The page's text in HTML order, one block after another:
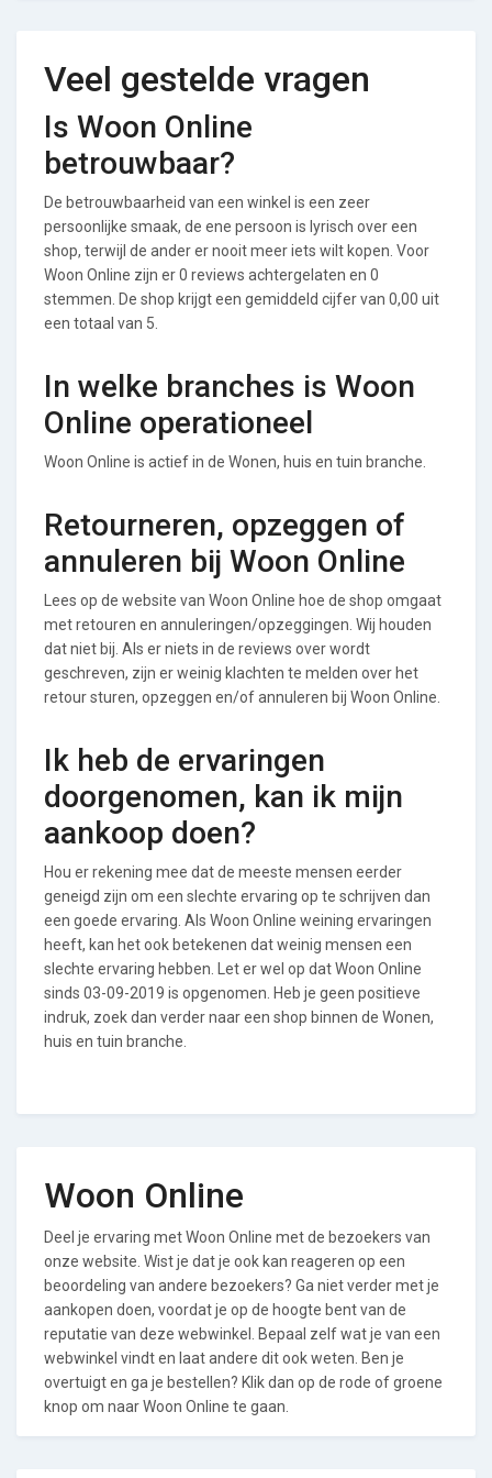
Veel gestelde vragen
Is Woon Online
betrouwbaar?
De betrouwbaarheid van een winkel is een zeer
persoonlijke smaak, de ene persoon is lyrisch over een
shop, terwijl de ander er nooit meer iets wilt kopen. Voor
Woon Online zijn er 0 reviews achtergelaten en 0
stemmen. De shop krijgt een gemiddeld cijfer van 0,00 uit
een totaal van 5.
In welke branches is Woon
Online operationeel
Woon Online is actief in de Wonen, huis en tuin branche.
Retourneren, opzeggen of
annuleren bij Woon Online
Lees op de website van Woon Online hoe de shop omgaat
met retouren en annuleringen/opzeggingen. Wij houden
dat niet bij. Als er niets in de reviews over wordt
geschreven, zijn er weinig klachten te melden over het
retour sturen, opzeggen en/of annuleren bij Woon Online.
Ik heb de ervaringen
doorgenomen, kan ik mijn
aankoop doen?
Hou er rekening mee dat de meeste mensen eerder
geneigd zijn om een slechte ervaring op te schrijven dan
een goede ervaring. Als Woon Online weining ervaringen
heeft, kan het ook betekenen dat weinig mensen een
slechte ervaring hebben. Let er wel op dat Woon Online
sinds 03-09-2019 is opgenomen. Heb je geen positieve
indruk, zoek dan verder naar een shop binnen de Wonen,
huis en tuin branche.
Woon Online
Deel je ervaring met Woon Online met de bezoekers van
onze website. Wist je dat je ook kan reageren op een
beoordeling van andere bezoekers? Ga niet verder met je
aankopen doen, voordat je op de hoogte bent van de
reputatie van deze webwinkel. Bepaal zelf wat je van een
webwinkel vindt en laat andere dit ook weten. Ben je
overtuigt en ga je bestellen? Klik dan op de rode of groene
knop om naar Woon Online te gaan.